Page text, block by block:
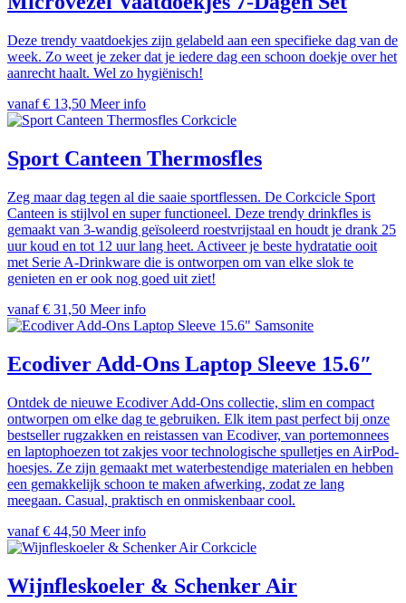
Deze trendy vaatdoekjes zijn gelabeld aan een specifieke dag van de
week. Zo weet je zeker dat je iedere dag een schoon doekje over het
aanrecht haalt. Wel zo hygiënisch!
vanaf € 13,50 Meer info
Corkcicle
Sport Canteen Thermosfles
Zeg maar dag tegen al die saaie sportflessen. De Corkcicle Sport
Canteen is stijlvol en super functioneel. Deze trendy drinkfles is
gemaakt van 3-wandig geïsoleerd roestvrijstaal en houdt je drank 25
uur koud en tot 12 uur lang heet. Activeer je beste hydratatie ooit
met Serie A-Drinkware die is ontworpen om van elke slok te
genieten en er ook nog goed uit ziet!
vanaf € 31,50 Meer info
Samsonite
Ecodiver Add-Ons Laptop Sleeve 15.6″
Ontdek de nieuwe Ecodiver Add-Ons collectie, slim en compact
ontworpen om elke dag te gebruiken. Elk item past perfect bij onze
bestseller rugzakken en reistassen van Ecodiver, van portemonnees
en laptophoezen tot zakjes voor technologische spulletjes en AirPod-
hoesjes. Ze zijn gemaakt met waterbestendige materialen en hebben
een gemakkelijk schoon te maken afwerking, zodat ze lang
meegaan. Casual, praktisch en onmiskenbaar cool.
vanaf € 44,50 Meer info
Corkcicle
Wijnfleskoeler & Schenker Air